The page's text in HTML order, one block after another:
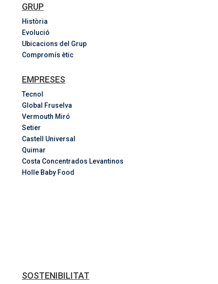
GRUP
Història
Evolució
Ubicacions del Grup
Compromís ètic
EMPRESES
Tecnol
Global Fruselva
Vermouth Miró
Setier
Castell Universal
Quimar
Costa Concentrados Levantinos
Holle Baby Food
SOSTENIBILITAT